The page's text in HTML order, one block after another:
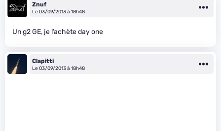
Znuf
Le 03/09/2013 à 18h48
Un g2 GE, je l’achète day one
Clapitti
Le 03/09/2013 à 18h48